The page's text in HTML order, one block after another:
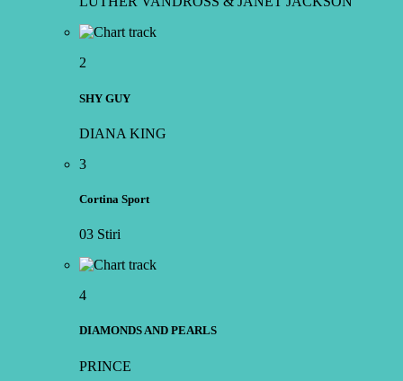
2
SHY GUY
DIANA KING
3
Cortina Sport
03 Stiri
4
DIAMONDS AND PEARLS
PRINCE